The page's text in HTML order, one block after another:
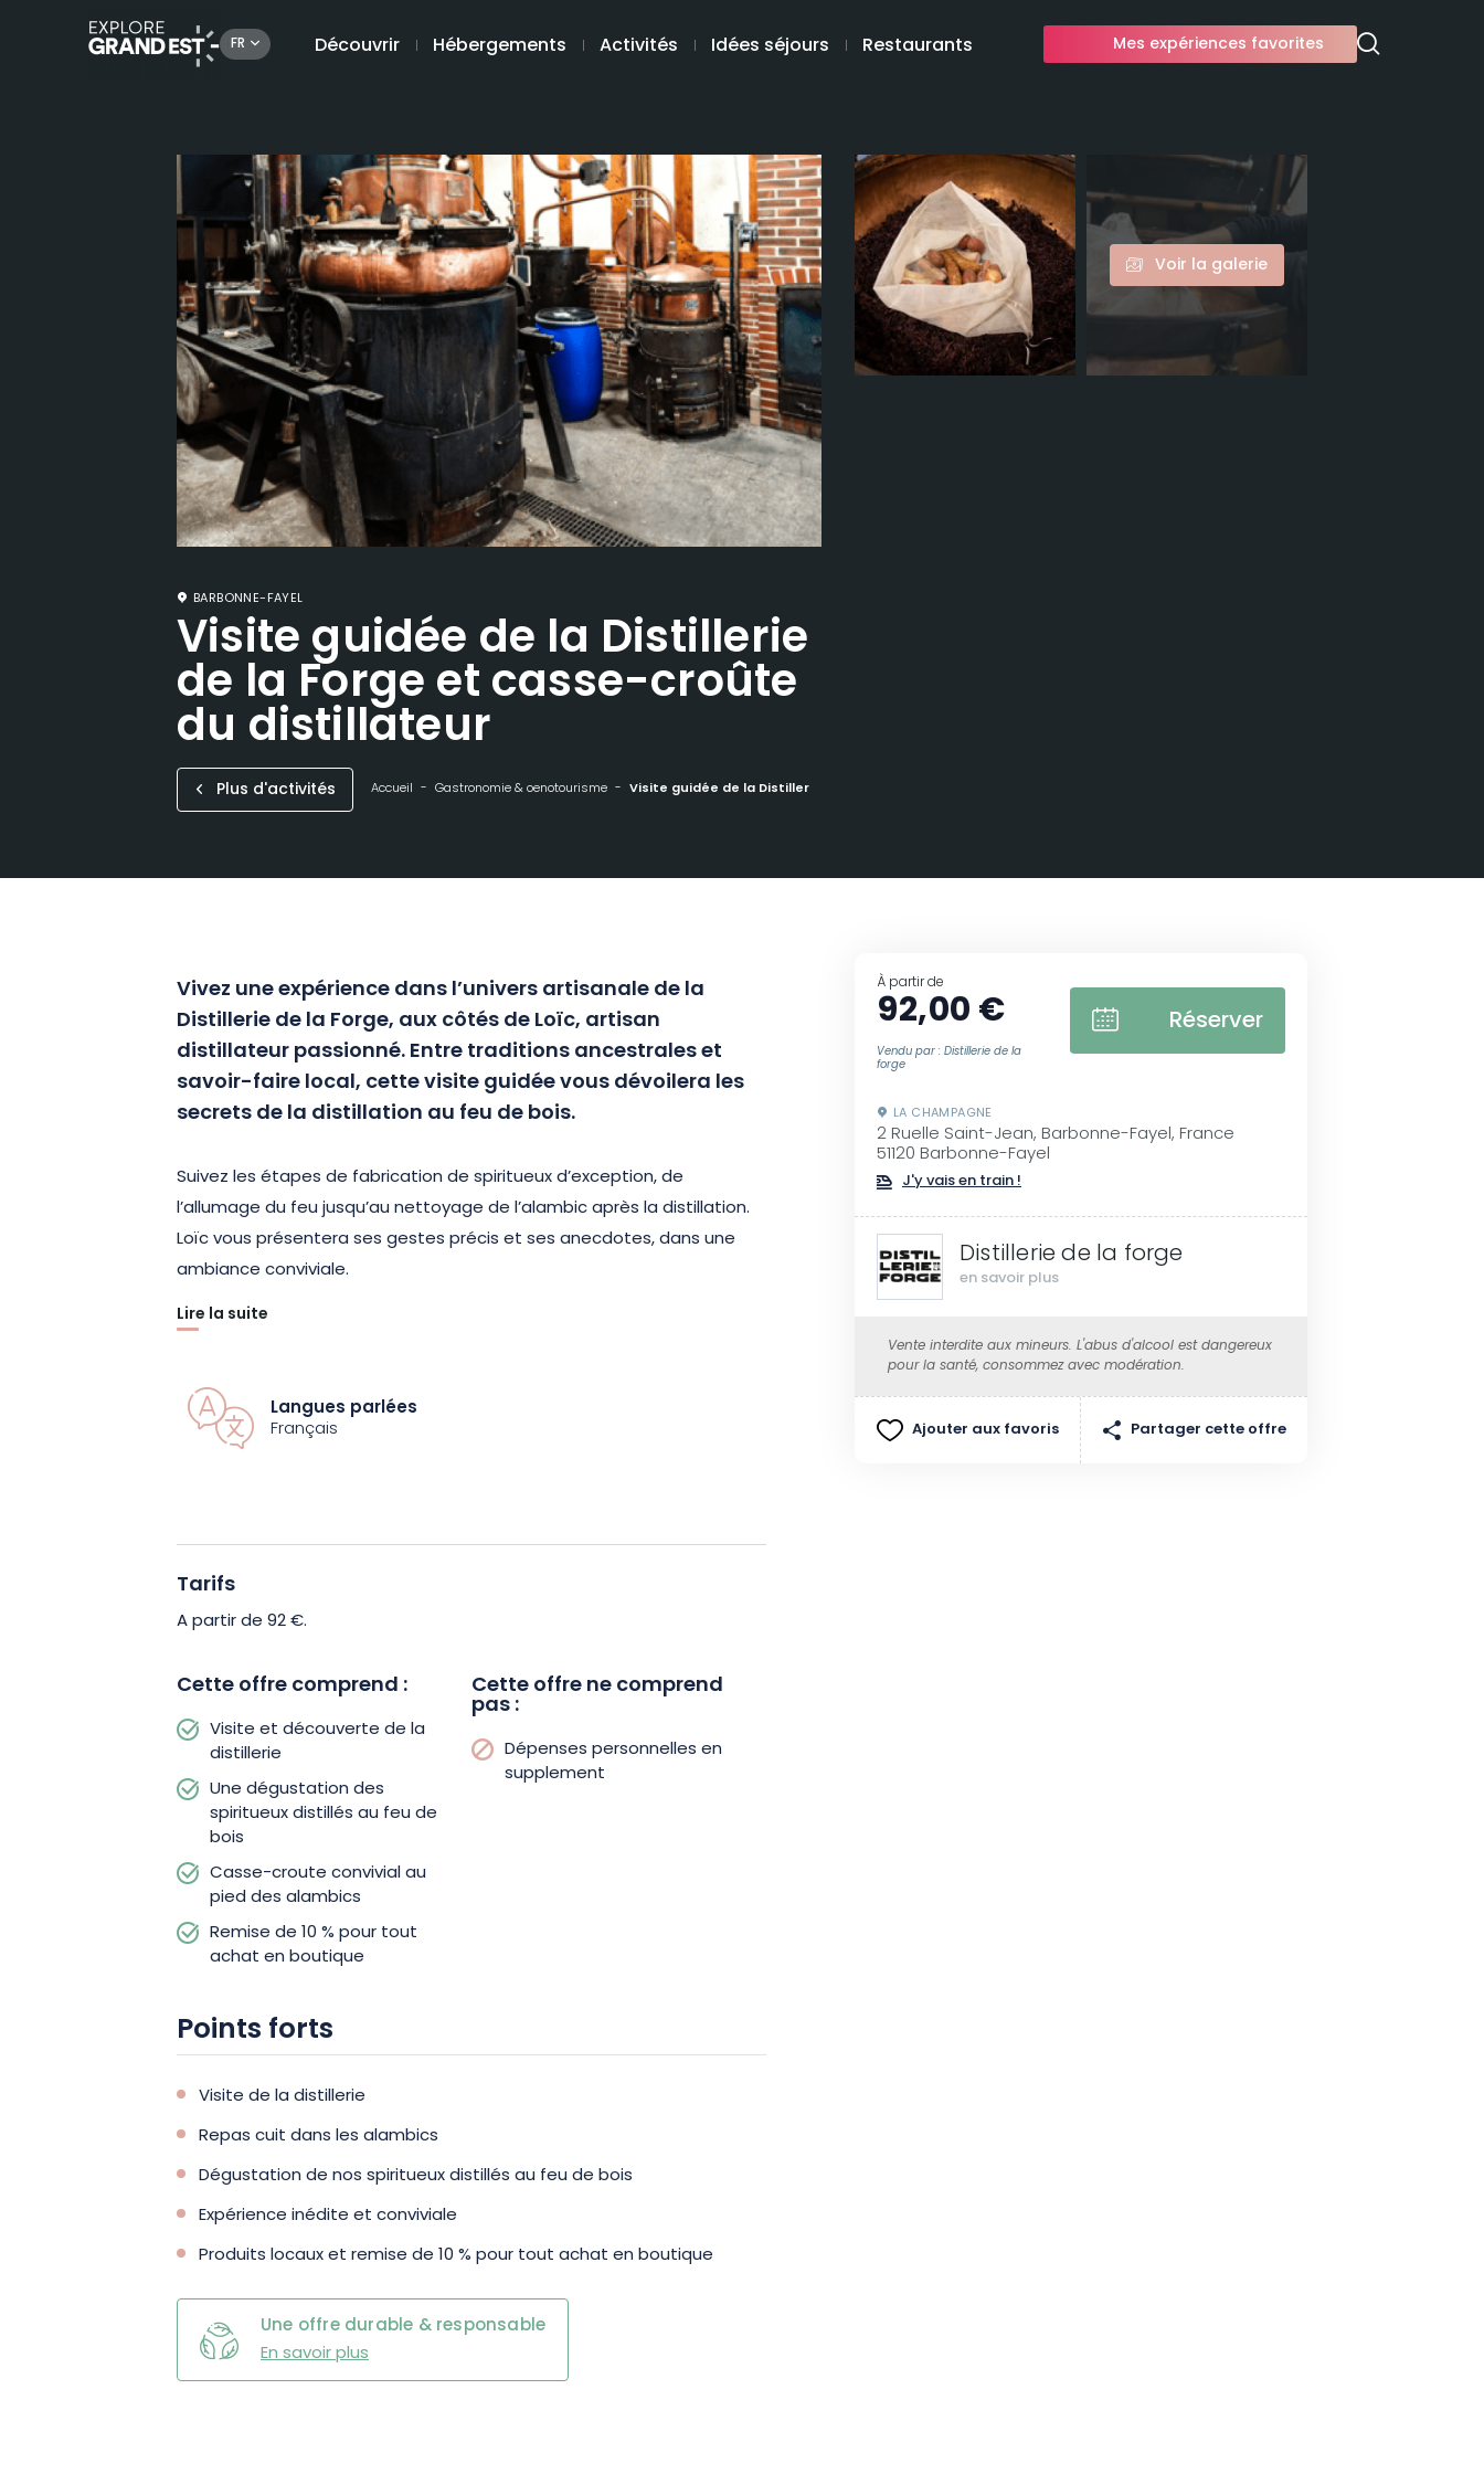
FR Découvrir Hébergements Activités Idées séjours Restaurants Mes expériences favorites
Voir la galerie
BARBONNE-FAYEL
Visite guidée de la Distillerie
de la Forge et casse-croûte
du distillateur
Plus d'activités Accueil Gastronomie & oenotourisme Visite guidée de la Distillerie de la Forge et casse-croûte du distillateur
Vivez une expérience dans l’univers artisanale de la
Distillerie de la Forge, aux côtés de Loïc, artisan
distillateur passionné. Entre traditions ancestrales et
savoir-faire local, cette visite guidée vous dévoilera les
secrets de la distillation au feu de bois.
Suivez les étapes de fabrication de spiritueux d’exception, de
l’allumage du feu jusqu’au nettoyage de l’alambic après la distillation.
Loïc vous présentera ses gestes précis et ses anecdotes, dans une
ambiance conviviale.
Au pied de l’alambic encore chaud, partagez le casse-croûte
la saison, dégustez un plat généreux concocté à base de saucisses,
viande, pommes de terre et oignons cuits à la vapeur dans l’alambic
lui-même. Une dégustation de liqueurs, eaux-de-vie et apéritifs
En fin de visite, profitez d’une remise de 10 % en boutique sur
l’ensemble des produits. De quoi emporter un peu de cette tradition
artisanale chez vous.
Réservez dès maintenant votre place pour une immersion gustative et
chaleureuse à la Distillerie de la Forge !
Lire la suite
Langues parlées
Français
Tarifs
A partir de 92 €.
Cette offre comprend :
Visite et découverte de la
distillerie
Une dégustation des
spiritueux distillés au feu de
bois
Casse-croute convivial au
pied des alambics
Remise de 10 % pour tout
achat en boutique
Cette offre ne comprend
pas :
Dépenses personnelles en
supplement
Points forts
Visite de la distillerie
Repas cuit dans les alambics
Dégustation de nos spiritueux distillés au feu de bois
Expérience inédite et conviviale
Produits locaux et remise de 10 % pour tout achat en boutique
Une offre durable & responsable
En savoir plus
À partir de
92,00 €
Vendu par : Distillerie de la
forge
Réserver
LA CHAMPAGNE
2 Ruelle Saint-Jean, Barbonne-Fayel, France
51120 Barbonne-Fayel
J'y vais en train !
Distillerie de la forge
en savoir plus
Vente interdite aux mineurs. L'abus d'alcool est dangereux
pour la santé, consommez avec modération.
Ajouter aux favoris Partager cette offre